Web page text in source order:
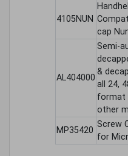
4105NUN
cap
AL404000
Semi-
&
all 24,
format
other
MP35420
Screw
for